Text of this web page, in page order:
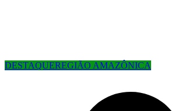
DESTAQUEREGIÃO AMAZÔNICA